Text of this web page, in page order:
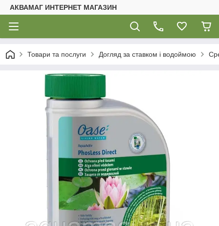
АКВАМАГ ИНТЕРНЕТ МАГАЗИН
Товари та послуги Догляд за ставком і водоймою